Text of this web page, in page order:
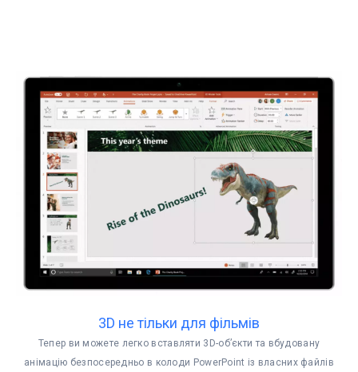
3D не тільки для фільмів
Тепер ви можете легко вставляти 3D-об’єкти та вбудовану
анімацію безпосередньо в колоди PowerPoint із власних файлів